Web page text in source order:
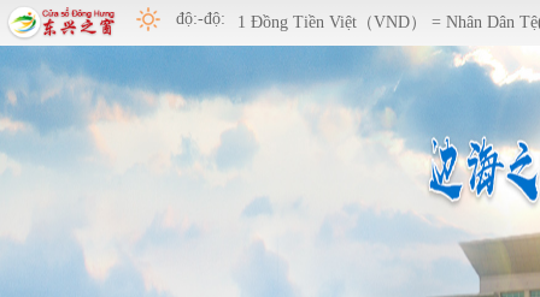
độ:-độ: 1 Đồng Tiền Việt（VND） = Nhân Dân